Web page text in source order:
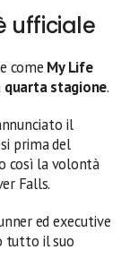
ufficiale
come My Life
quarta stagione.
il
prima del
così la volontà
Falls.
ed executive
tutto il suo